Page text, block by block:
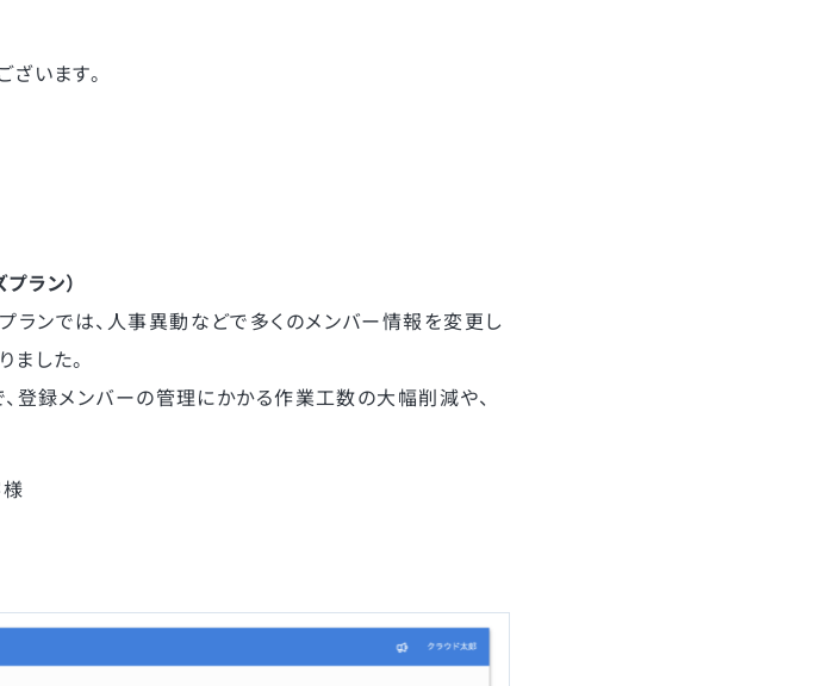
います。
ラン）
ンでは、人事異動などで多くのメンバー情報を変更し
した。
登録メンバーの管理にかかる作業工数の大幅削減や、